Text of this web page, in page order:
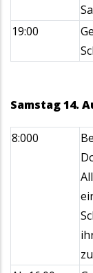
19:00
Samstag 14.
8:000